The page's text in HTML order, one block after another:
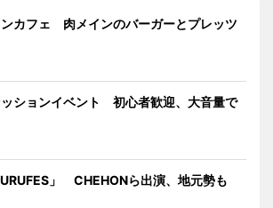
カフェ 肉メインのバーガーとプレッツ
ションイベント 初心者歓迎、大音量で
」 CHEHONら出演、地元勢も